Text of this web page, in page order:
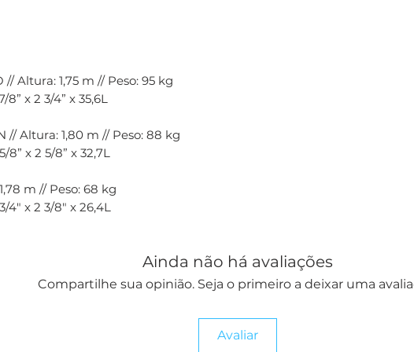
Altura: 1,75 m // Peso: 95 kg
8” x 2 3/4” x 35,6L
// Altura: 1,80 m // Peso: 88 kg
8” x 2 5/8” x 32,7L
m // Peso: 68 kg
4" x 2 3/8" x 26,4L
Ainda não há avaliações
Compartilhe sua opinião. Seja o primeiro a deixar uma
Avaliar